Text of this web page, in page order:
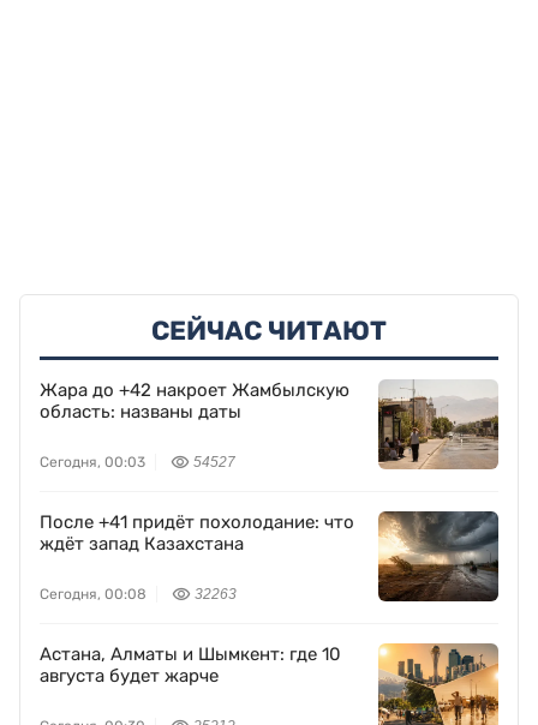
СЕЙЧАС ЧИТАЮТ
Жара до +42 накроет Жамбылскую
область: названы даты
Сегодня, 00:03 54527
После +41 придёт похолодание: что
ждёт запад Казахстана
Сегодня, 00:08 32263
Астана, Алматы и Шымкент: где 10
августа будет жарче